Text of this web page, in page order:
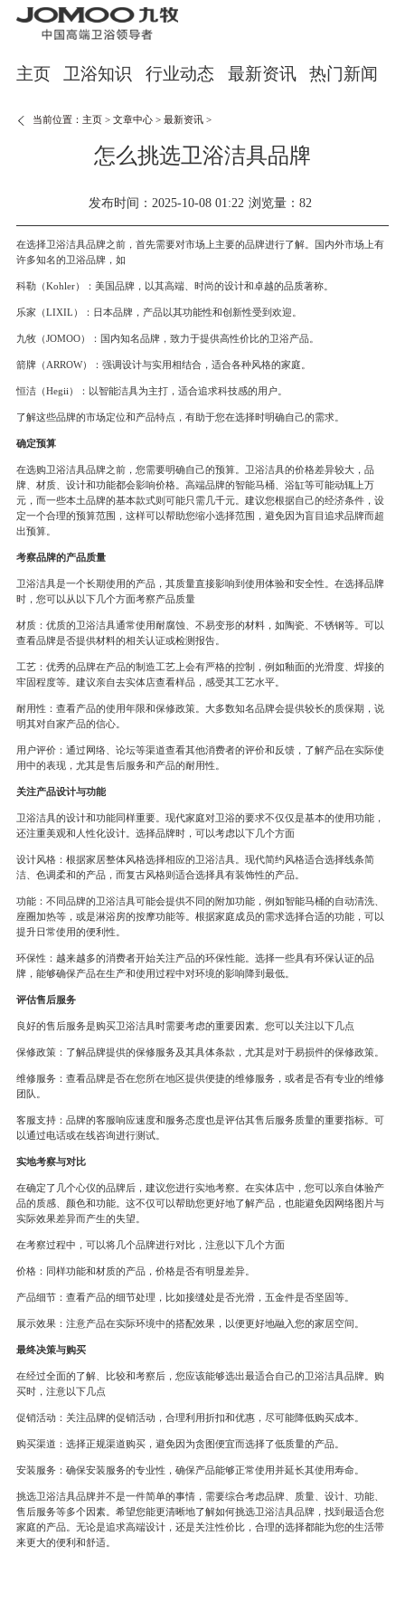
主页 卫浴知识 行业动态 最新资讯 热门新闻
当前位置：主页 >文章中心 >最新资讯 >
怎么挑选卫浴洁具品牌
发布时间：2025-10-08 01:22 浏览量：82
在选择卫浴洁具品牌之前，首先需要对市场上主要的品牌进行了解。国内外市场上有
许多知名的卫浴品牌，如
科勒（Kohler）：美国品牌，以其高端、时尚的设计和卓越的品质著称。
乐家（LIXIL）：日本品牌，产品以其功能性和创新性受到欢迎。
九牧（JOMOO）：国内知名品牌，致力于提供高性价比的卫浴产品。
箭牌（ARROW）：强调设计与实用相结合，适合各种风格的家庭。
恒洁（Hegii）：以智能洁具为主打，适合追求科技感的用户。
了解这些品牌的市场定位和产品特点，有助于您在选择时明确自己的需求。
确定预算
在选购卫浴洁具品牌之前，您需要明确自己的预算。卫浴洁具的价格差异较大，品
牌、材质、设计和功能都会影响价格。高端品牌的智能马桶、浴缸等可能动辄上万
元，而一些本土品牌的基本款式则可能只需几千元。建议您根据自己的经济条件，设
定一个合理的预算范围，这样可以帮助您缩小选择范围，避免因为盲目追求品牌而超
出预算。
考察品牌的产品质量
卫浴洁具是一个长期使用的产品，其质量直接影响到使用体验和安全性。在选择品牌
时，您可以从以下几个方面考察产品质量
材质：优质的卫浴洁具通常使用耐腐蚀、不易变形的材料，如陶瓷、不锈钢等。可以
查看品牌是否提供材料的相关认证或检测报告。
工艺：优秀的品牌在产品的制造工艺上会有严格的控制，例如釉面的光滑度、焊接的
牢固程度等。建议亲自去实体店查看样品，感受其工艺水平。
耐用性：查看产品的使用年限和保修政策。大多数知名品牌会提供较长的质保期，说
明其对自家产品的信心。
用户评价：通过网络、论坛等渠道查看其他消费者的评价和反馈，了解产品在实际使
用中的表现，尤其是售后服务和产品的耐用性。
关注产品设计与功能
卫浴洁具的设计和功能同样重要。现代家庭对卫浴的要求不仅仅是基本的使用功能，
还注重美观和人性化设计。选择品牌时，可以考虑以下几个方面
设计风格：根据家居整体风格选择相应的卫浴洁具。现代简约风格适合选择线条简
洁、色调柔和的产品，而复古风格则适合选择具有装饰性的产品。
功能：不同品牌的卫浴洁具可能会提供不同的附加功能，例如智能马桶的自动清洗、
座圈加热等，或是淋浴房的按摩功能等。根据家庭成员的需求选择合适的功能，可以
提升日常使用的便利性。
环保性：越来越多的消费者开始关注产品的环保性能。选择一些具有环保认证的品
牌，能够确保产品在生产和使用过程中对环境的影响降到最低。
评估售后服务
良好的售后服务是购买卫浴洁具时需要考虑的重要因素。您可以关注以下几点
保修政策：了解品牌提供的保修服务及其具体条款，尤其是对于易损件的保修政策。
维修服务：查看品牌是否在您所在地区提供便捷的维修服务，或者是否有专业的维修
团队。
客服支持：品牌的客服响应速度和服务态度也是评估其售后服务质量的重要指标。可
以通过电话或在线咨询进行测试。
实地考察与对比
在确定了几个心仪的品牌后，建议您进行实地考察。在实体店中，您可以亲自体验产
品的质感、颜色和功能。这不仅可以帮助您更好地了解产品，也能避免因网络图片与
实际效果差异而产生的失望。
在考察过程中，可以将几个品牌进行对比，注意以下几个方面
价格：同样功能和材质的产品，价格是否有明显差异。
产品细节：查看产品的细节处理，比如接缝处是否光滑，五金件是否坚固等。
展示效果：注意产品在实际环境中的搭配效果，以便更好地融入您的家居空间。
最终决策与购买
在经过全面的了解、比较和考察后，您应该能够选出最适合自己的卫浴洁具品牌。购
买时，注意以下几点
促销活动：关注品牌的促销活动，合理利用折扣和优惠，尽可能降低购买成本。
购买渠道：选择正规渠道购买，避免因为贪图便宜而选择了低质量的产品。
安装服务：确保安装服务的专业性，确保产品能够正常使用并延长其使用寿命。
挑选卫浴洁具品牌并不是一件简单的事情，需要综合考虑品牌、质量、设计、功能、
售后服务等多个因素。希望您能更清晰地了解如何挑选卫浴洁具品牌，找到最适合您
家庭的产品。无论是追求高端设计，还是关注性价比，合理的选择都能为您的生活带
来更大的便利和舒适。